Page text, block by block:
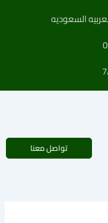
السعوديه
تواصل معنا